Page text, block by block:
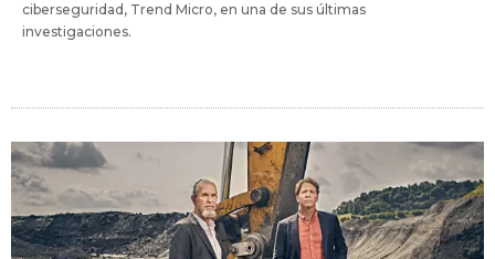
ciberseguridad, Trend Micro, en una de sus últimas
investigaciones.